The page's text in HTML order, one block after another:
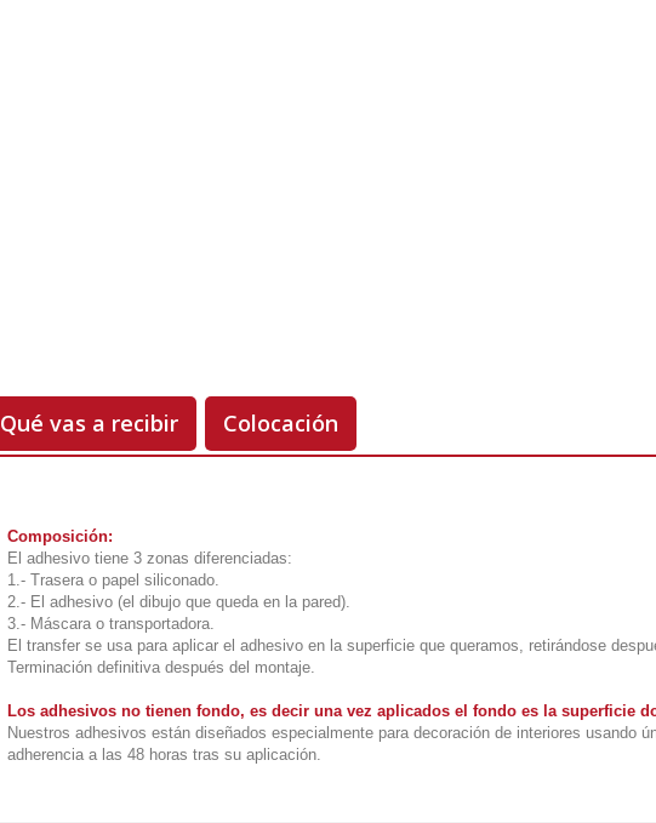
Qué vas a recibir Colocación
Composición:
El adhesivo tiene 3 zonas diferenciadas:
1.- Trasera o papel siliconado.
2.- El adhesivo (el dibujo que queda en la pared).
3.- Máscara o transportadora.
El transfer se usa para aplicar el adhesivo en la superficie que queramos, retirándose
Terminación definitiva después del montaje.
Los adhesivos no tienen fondo, es decir una vez aplicados el fondo es la superficie
Nuestros adhesivos están diseñados especialmente para decoración de interiores usando
adherencia a las 48 horas tras su aplicación.